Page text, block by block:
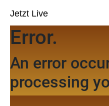
Jetzt Live